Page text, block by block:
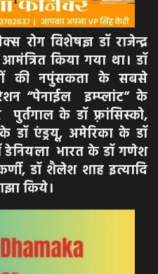
रोग विशेषज्ञ डॉ राजेन्द्र
किया गया था। डॉ
की नपुंसकता के सबसे
“पेनाईल इम्प्लांट” के
के डॉ फ़्रांसिस्को,
डॉ एंड्रयू, अमेरिका के डॉ
डेनियला भारत के डॉ गणेश
डॉ शैलेश शाह इत्यादि
किये।